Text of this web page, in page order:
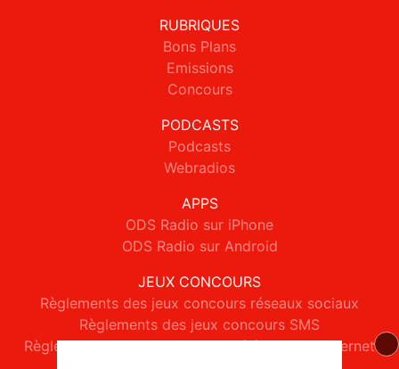
RUBRIQUES
Bons Plans
Emissions
Concours
PODCASTS
Podcasts
Webradios
APPS
ODS Radio sur iPhone
ODS Radio sur Android
JEUX CONCOURS
Règlements des jeux concours réseaux sociaux
Règlements des jeux concours SMS
Règlements des jeux concours téléphone et internet